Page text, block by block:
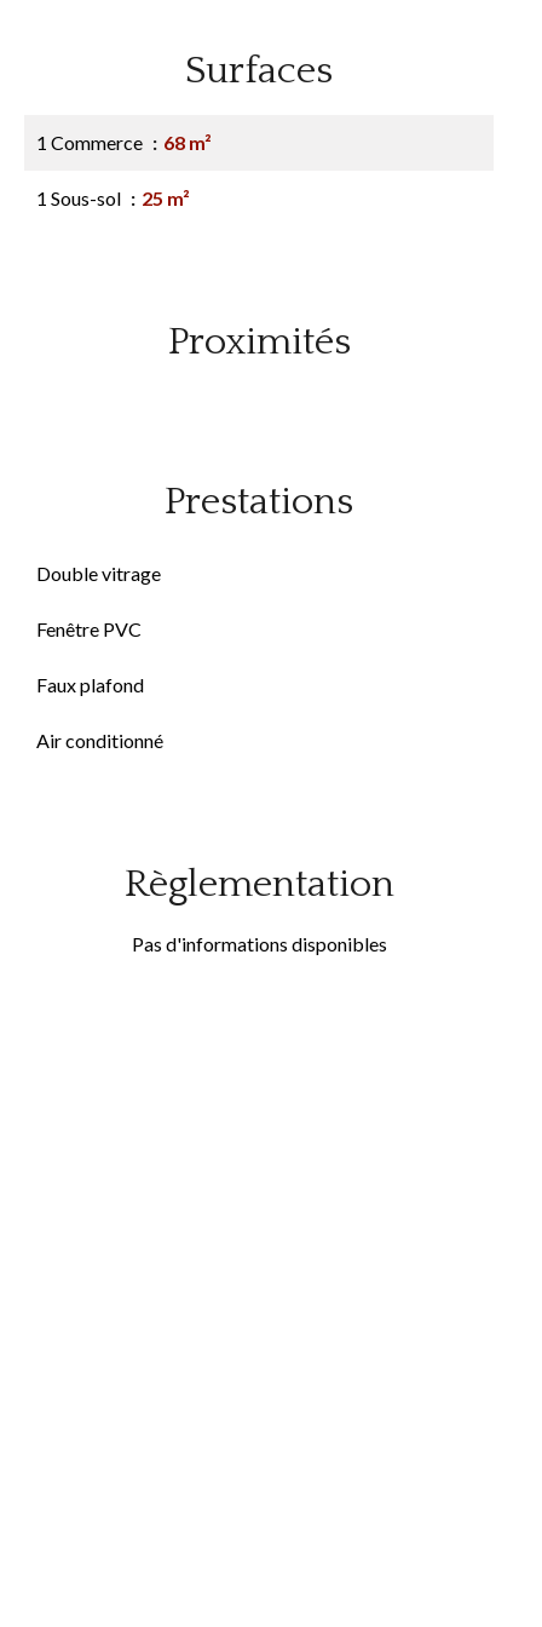
Surfaces
1 Commerce 68 m²
1 Sous-sol 25 m²
Proximités
Prestations
Double vitrage
Fenêtre PVC
Faux plafond
Air conditionné
Règlementation
Pas d'informations disponibles